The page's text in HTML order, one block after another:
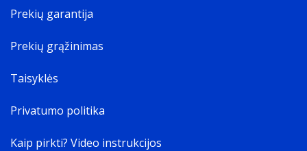
Prekių garantija
Prekių grąžinimas
Taisyklės
Privatumo politika
Kaip pirkti? Video instrukcijos